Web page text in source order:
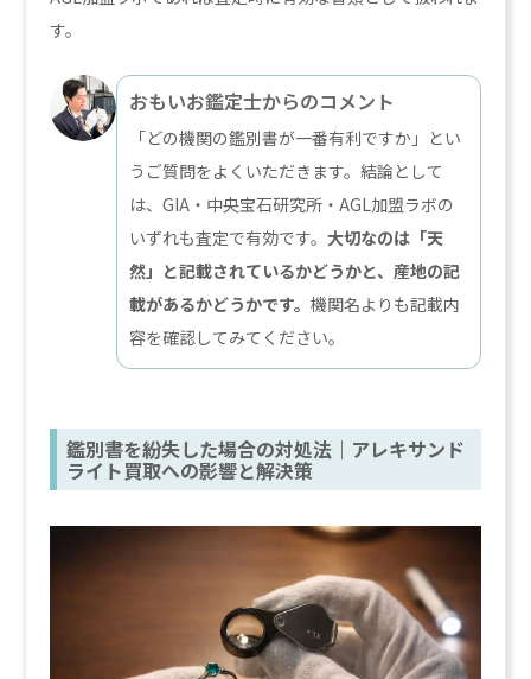
す。
おもいお鑑定士からのコメント
「どの機関の鑑別書が一番有利ですか」とい
うご質問をよくいただきます。結論として
は、GIA・中央宝石研究所・AGL加盟ラボの
いずれも査定で有効です。大切なのは「天
然」と記載されているかどうかと、産地の記
載があるかどうかです。機関名よりも記載内
容を確認してみてください。
鑑別書を紛失した場合の対処法｜アレキサンド
ライト買取への影響と解決策